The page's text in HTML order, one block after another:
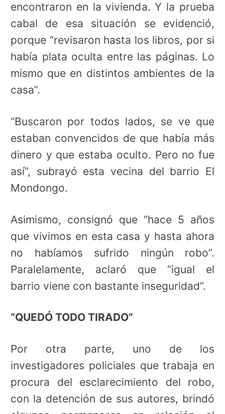
encontraron en la vivienda. Y la prueba
cabal de esa situación se evidenció,
porque “revisaron hasta los libros, por si
había plata oculta entre las páginas. Lo
mismo que en distintos ambientes de la
casa”.
“Buscaron por todos lados, se ve que
estaban convencidos de que había más
dinero y que estaba oculto. Pero no fue
así”, subrayó esta vecina del barrio El
Mondongo.
Asimismo, consignó que “hace 5 años
que vivimos en esta casa y hasta ahora
no habíamos sufrido ningún robo”.
Paralelamente, aclaró que “igual el
barrio viene con bastante inseguridad”.
“QUEDÓ TODO TIRADO”
Por otra parte, uno de los
investigadores policiales que trabaja en
procura del esclarecimiento del robo,
con la detención de sus autores, brindó